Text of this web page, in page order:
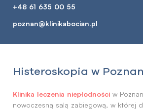
+48 61 635 00 55
poznan@klinikabocian.pl
Histeroskopia w
Klinika leczenia niepłodności w
nowoczesną salą zabiegową, w której